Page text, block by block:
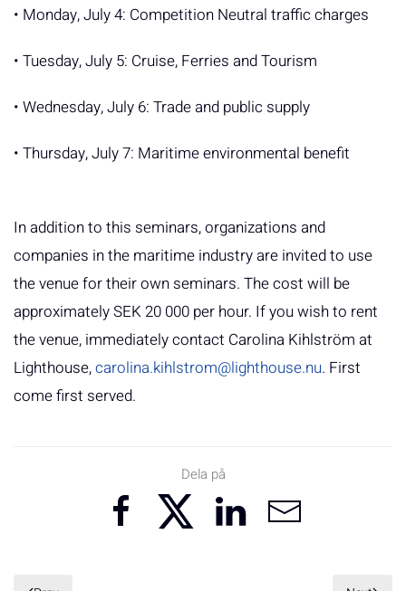
• Monday, July 4: Competition Neutral traffic charges
• Tuesday, July 5: Cruise, Ferries and Tourism
• Wednesday, July 6: Trade and public supply
• Thursday, July 7: Maritime environmental benefit
In addition to this seminars, organizations and
companies in the maritime industry are invited to use
the venue for their own seminars. The cost will be
approximately SEK 20 000 per hour. If you wish to rent
the venue, immediately contact Carolina Kihlström at
Lighthouse,carolina.kihlstrom@lighthouse.nu. First
come first served.
Dela på